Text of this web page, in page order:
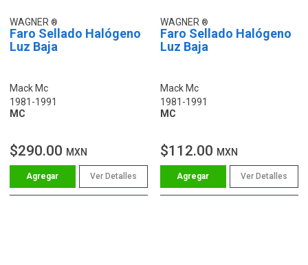
WAGNER
Faro Sellado Halógeno
Luz Baja
Mack Mc
1981-1991
MC
$290.00 MXN
Ver Detalles
WAGNER
Faro Sellado Halógeno
Luz Baja
Mack Mc
1981-1991
MC
$112.00 MXN
Ver Detalles